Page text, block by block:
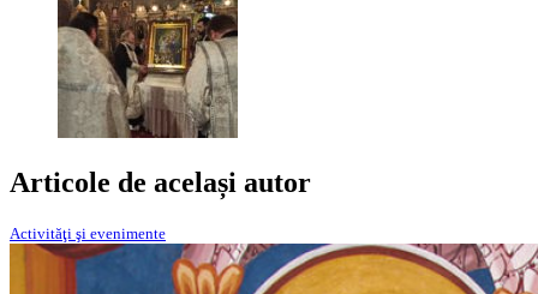
Articole de același autor
Activităţi şi evenimente